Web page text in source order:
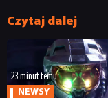
Czytaj dalej
23 minut temu
NEWSY